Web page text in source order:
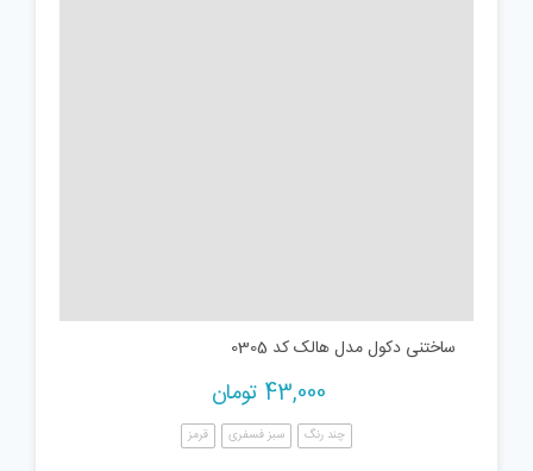
ساختنی دکول مدل هالک کد 0305
43,000 تومان
چند رنگ سبز فسفری قرمز